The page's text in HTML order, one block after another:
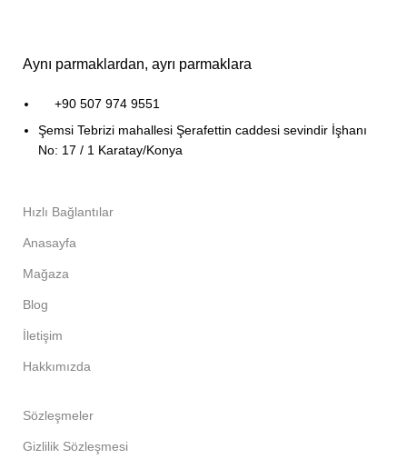
Aynı parmaklardan, ayrı parmaklara
+90 507 974 9551
Şemsi Tebrizi mahallesi Şerafettin caddesi sevindir İşhanı
No: 17 / 1 Karatay/Konya
Hızlı Bağlantılar
Anasayfa
Mağaza
Blog
İletişim
Hakkımızda
Sözleşmeler
Gizlilik Sözleşmesi